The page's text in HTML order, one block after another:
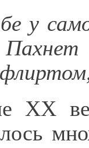
у
Пахнет
XX